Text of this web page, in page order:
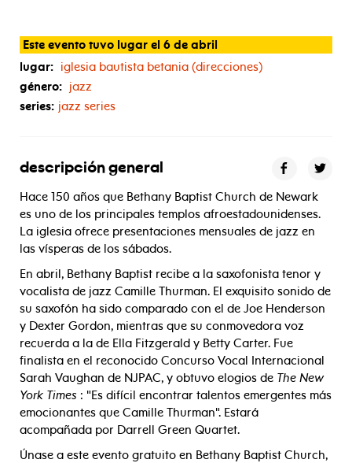
Este evento tuvo lugar el 6 de abril
lugar: iglesia bautista betania (direcciones)
género: jazz
series: jazz series
descripción general
Hace 150 años que Bethany Baptist Church de Newark
es uno de los principales templos afroestadounidenses.
La iglesia ofrece presentaciones mensuales de jazz en
las vísperas de los sábados.
En abril, Bethany Baptist recibe a la saxofonista tenor y
vocalista de jazz Camille Thurman. El exquisito sonido de
su saxofón ha sido comparado con el de Joe Henderson
y Dexter Gordon, mientras que su conmovedora voz
recuerda a la de Ella Fitzgerald y Betty Carter. Fue
finalista en el reconocido Concurso Vocal Internacional
Sarah Vaughan de NJPAC, y obtuvo elogios de The New
York Times : "Es difícil encontrar talentos emergentes más
emocionantes que Camille Thurman". Estará
acompañada por Darrell Green Quartet.
Únase a este evento gratuito en Bethany Baptist Church,